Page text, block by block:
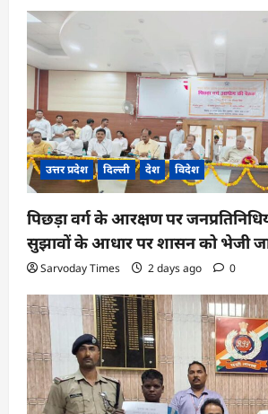
a
t
i
o
n
उत्तर प्रदेश दिल्ली देश विदेश
पिछड़ा वर्ग के आरक्षण पर
सुझावों के आधार पर शासन को भेजी
Sarvoday Times 2 days ago 0